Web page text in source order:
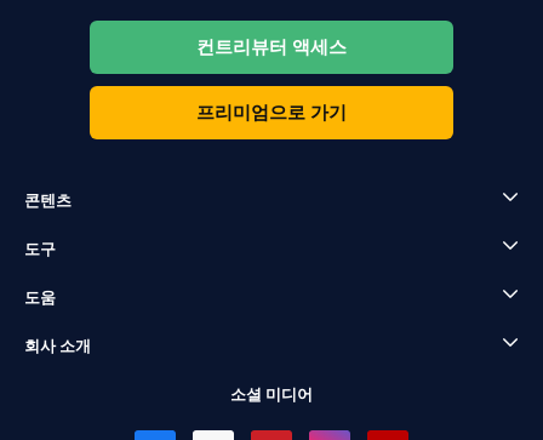
컨트리뷰터 액세스
프리미엄으로 가기
콘텐츠
도구
도움
회사 소개
소셜 미디어